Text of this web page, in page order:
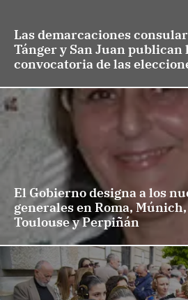
Las demarcaciones
Tánger y San Juan publican
convocatoria de las
El Gobierno designa a los
generales en Roma,
Toulouse y Perpiñán